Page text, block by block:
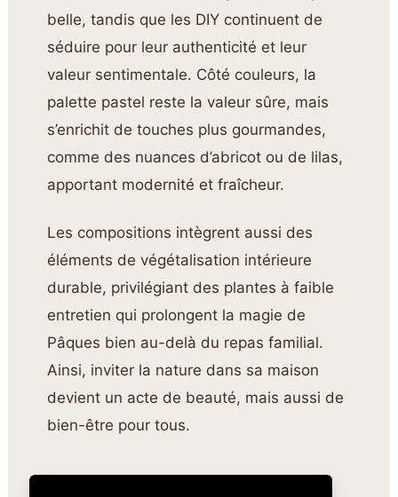
belle, tandis que les DIY continuent de
séduire pour leur authenticité et leur
valeur sentimentale. Côté couleurs, la
palette pastel reste la valeur sûre, mais
s’enrichit de touches plus gourmandes,
comme des nuances d’abricot ou de lilas,
apportant modernité et fraîcheur.
Les compositions intègrent aussi des
éléments de végétalisation intérieure
durable, privilégiant des plantes à faible
entretien qui prolongent la magie de
Pâques bien au-delà du repas familial.
Ainsi, inviter la nature dans sa maison
devient un acte de beauté, mais aussi de
bien-être pour tous.